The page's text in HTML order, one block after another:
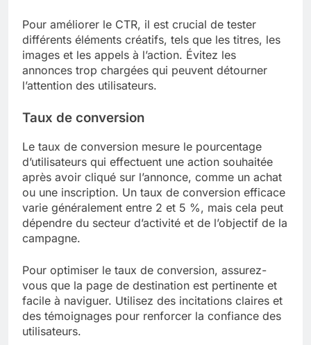
Pour améliorer le CTR, il est crucial de tester
différents éléments créatifs, tels que les titres, les
images et les appels à l’action. Évitez les
annonces trop chargées qui peuvent détourner
l’attention des utilisateurs.
Taux de conversion
Le taux de conversion mesure le pourcentage
d’utilisateurs qui effectuent une action souhaitée
après avoir cliqué sur l’annonce, comme un achat
ou une inscription. Un taux de conversion efficace
varie généralement entre 2 et 5 %, mais cela peut
dépendre du secteur d’activité et de l’objectif de la
campagne.
Pour optimiser le taux de conversion, assurez-
vous que la page de destination est pertinente et
facile à naviguer. Utilisez des incitations claires et
des témoignages pour renforcer la confiance des
utilisateurs.